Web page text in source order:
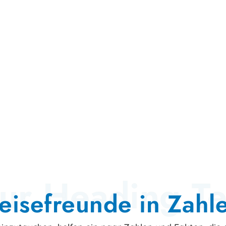
Heading
in